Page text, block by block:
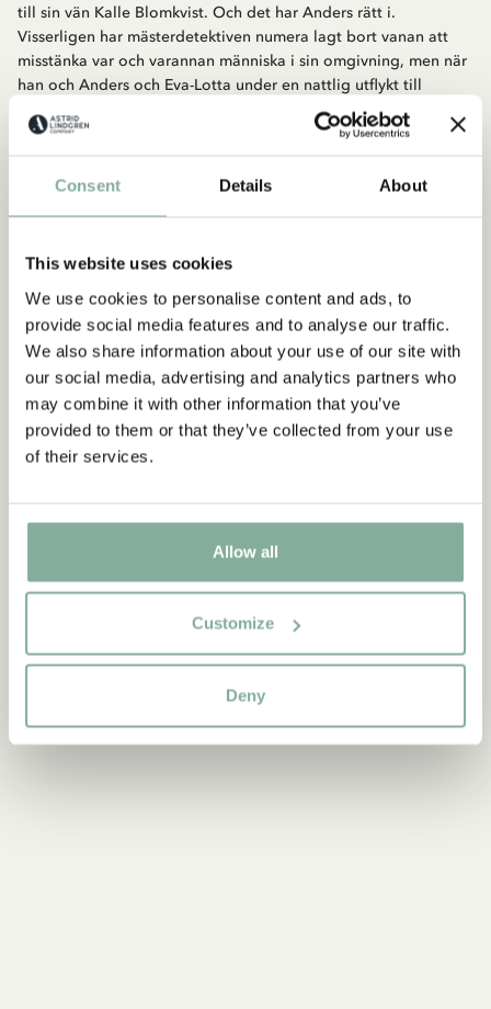
Consent Details About
This website uses cookies
We use cookies to personalise content and ads, to
provide social media features and to analyse our traffic.
We also share information about your use of our site with
our social media, advertising and analytics partners who
may combine it with other information that you’ve
provided to them or that they’ve collected from your use
of their services.
Allow all
Customize
Deny
till sin vän Kalle Blomkvist. Och det har Anders rätt i.
Visserligen har mästerdetektiven numera lagt bort vanan att
misstänka var och varannan människa i sin omgivning, men när
han och Anders och Eva-Lotta under en nattlig utflykt till
slottsruinen med egna ögon får se lille Rasmus rövas bort av
kidnappare, då tar han upp kampen utan att tveka. Boken är
senare illustrerats även av Eric Palmquist med omslag av Ilon
Köp produkten
Mästerdetektiven Blomkvist Samlade fall
KALLE BLOMKVIST
229.00 SEK
LÄGG I VARUKORG
UNGA VUXNA